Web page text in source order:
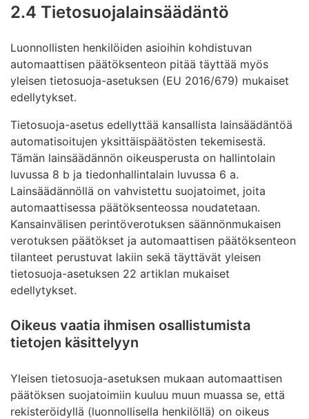
2.4 Tietosuojalainsäädäntö
Luonnollisten henkilöiden asioihin kohdistuvan
automaattisen päätöksenteon pitää täyttää myös
yleisen tietosuoja-asetuksen (EU 2016/679) mukaiset
edellytykset.
Tietosuoja-asetus edellyttää kansallista lainsäädäntöä
automatisoitujen yksittäispäätösten tekemisestä.
Tämän lainsäädännön oikeusperusta on hallintolain
luvussa 8 b ja tiedonhallintalain luvussa 6 a.
Lainsäädännöllä on vahvistettu suojatoimet, joita
automaattisessa päätöksenteossa noudatetaan.
Kansainvälisen perintöverotuksen säännönmukaisen
verotuksen päätökset ja automaattisen päätöksenteon
tilanteet perustuvat lakiin sekä täyttävät yleisen
tietosuoja-asetuksen 22 artiklan mukaiset
edellytykset.
Oikeus vaatia ihmisen osallistumista
tietojen käsittelyyn
Yleisen tietosuoja-asetuksen mukaan automaattisen
päätöksen suojatoimiin kuuluu muun muassa se, että
rekisteröidyllä (luonnollisella henkilöllä) on oikeus